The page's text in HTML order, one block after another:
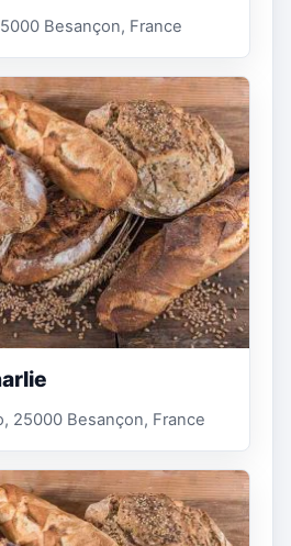
Besançon, France
25000 Besançon, France